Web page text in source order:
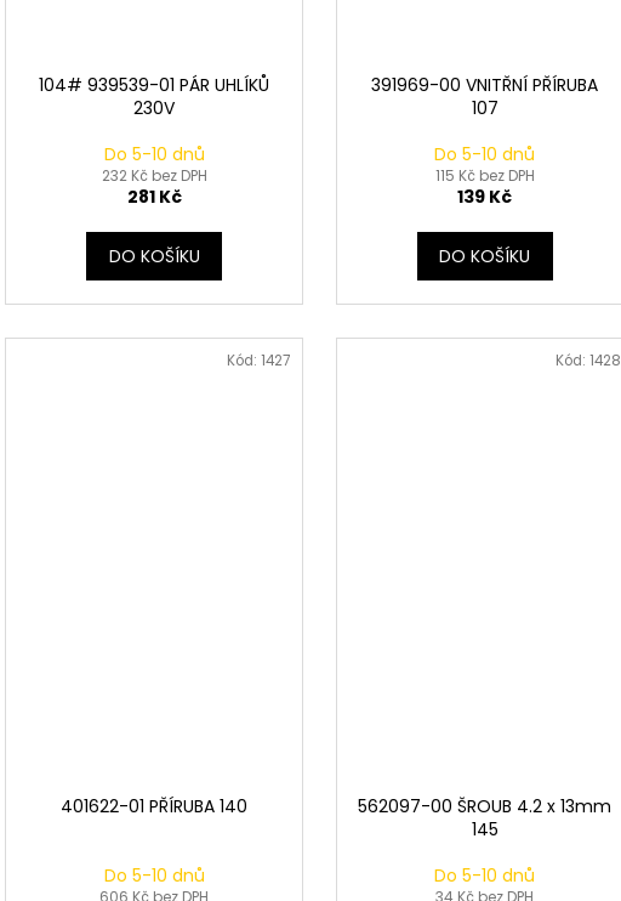
104# 939539-01 PÁR UHLÍKŮ
230V
Do 5-10 dnů
232 Kč bez DPH
281 Kč
DO KOŠÍKU
391969-00 VNITŘNÍ PŘÍRUBA
107
Do 5-10 dnů
115 Kč bez DPH
139 Kč
DO KOŠÍKU
401622-01 PŘÍRUBA 140
Do 5-10 dnů
606 Kč bez DPH
Kód:1427
562097-00 ŠROUB 4.2 x 13mm
145
Do 5-10 dnů
34 Kč bez DPH
Kód: 1428